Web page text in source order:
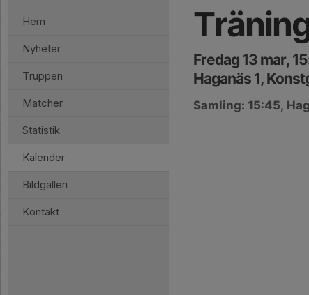
Hem
Nyheter
Truppen
Matcher
Statistik
Kalender
Bildgalleri
Kontakt
Fredag 13 mar,
Haganäs 1,
Samling: 15:45,